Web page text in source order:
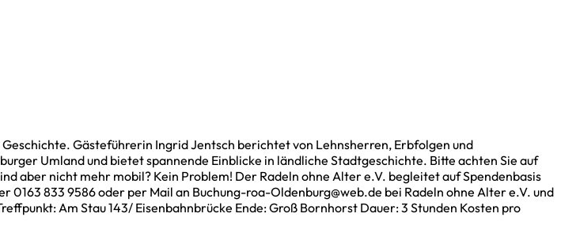
Gästeführerin Ingrid Jentsch berichtet von Lehnsherren, Erbfolgen und
Umland und bietet spannende Einblicke in ländliche Stadtgeschichte. Bitte achten Sie auf
aber nicht mehr mobil? Kein Problem! Der Radeln ohne Alter e.V. begleitet auf Spendenbasis
833 9586 oder per Mail an Buchung-roa-Oldenburg@web.de bei Radeln ohne Alter e.V. und
Am Stau 143/ Eisenbahnbrücke Ende: Groß Bornhorst Dauer: 3 Stunden Kosten pro